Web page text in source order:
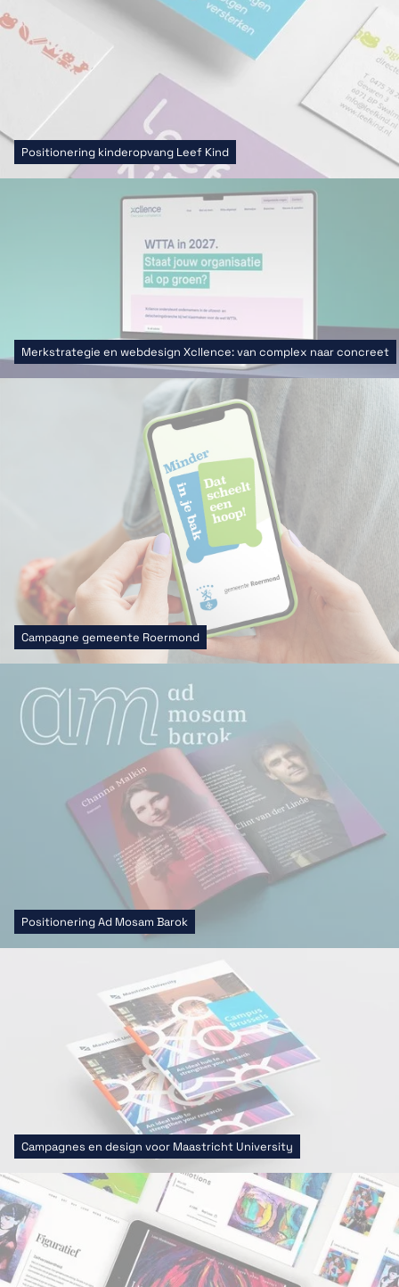
Positionering kinderopvang Leef Kind
Merkstrategie en webdesign Xcllence: van complex naar concreet
Campagne gemeente Roermond
Positionering Ad Mosam Barok
Campagnes en design voor Maastricht University